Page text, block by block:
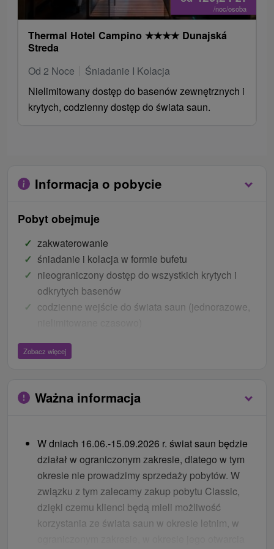
/noc/osoba
Thermal Hotel Campino ★★★★ Dunajská
Streda
Od 2 Noce
Śniadanie I Kolacja
Nielimitowany dostęp do basenów zewnętrznych i
krytych, codzienny dostęp do świata saun.
Informacja o pobycie
Pobyt obejmuje
zakwaterowanie
śniadanie i kolacja w formie bufetu
nieograniczony dostęp do wszystkich krytych i
odkrytych basenów
codzienne wejście do świata saun (jednorazowe,
Ceny - Bonusy
biologicznej
Akcja
7 = 6, przy pobycie na 7 nocy jedna noc gratis,
promocja obowiązuje przez cały rok
10 % zniżki na pobyty od 2 do 6 nocy dla seniorów
Zobacz więcej
Ważna informacja
W dniach 16.06.-15.09.2026 r. świat saun będzie
działał w ograniczonym zakresie, dlatego w tym
okresie nie prowadzimy sprzedaży pobytów. W
związku z tym zalecamy zakup pobytu Classic,
dzięki czemu klienci będą mieli możliwość
korzystania ze świata saun w okresie letnim, w